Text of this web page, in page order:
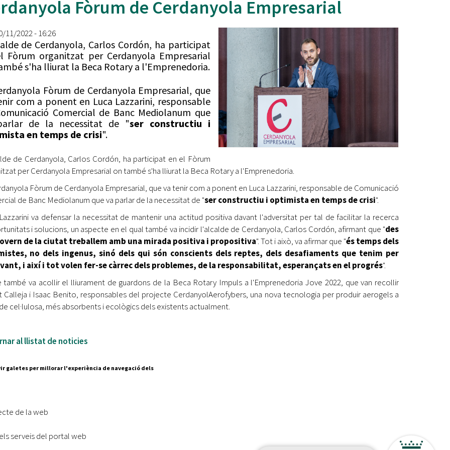
Ètica i Integritat
Retiment de Comptes
Accés a Informació Pública
Dades Obertes
Catàleg de Serveis i Tràmits
Oberta la convocatòria d'Ajuts per a l'autoocupació
jove 2026
Cerdanyola opta a més de 5 milions d'euros del Pla de
Barris per transformar les Fontetes, Quatre Cantons i
l'entorn de l'avinguda Catalunya
tret de sortida al festival
L’Ajuntament reparteix ulleres gratuïtes per veure
l'eclipsi solar
Entitats
Equipaments
Mercats Municipals
Webs Municipals
Fòrum de Cerdanyola Empresarial
11/2022 - 16:26
de Cerdanyola, Carlos Cordón, ha participat
Fòrum organitzat per Cerdanyola Empresarial
s'ha lliurat la Beca Rotary a l'Emprenedoria.
Fòrum de Cerdanyola Empresarial, que
com a ponent en Luca Lazzarini, responsable
Comercial de Banc Mediolanum que
de la necessitat de "ser constructiu i
en temps de crisi".
de Cerdanyola, Carlos Cordón, ha participat en el Fòrum
per Cerdanyola Empresarial on també s'ha lliurat la Beca Rotary a l'Emprenedoria.
Fòrum de Cerdanyola Empresarial, que va tenir com a ponent en Luca Lazzarini, responsable de Comunicació
de Banc Mediolanum que va parlar de la necessitat de "ser constructiu i optimista en temps de crisi".
va defensar la necessitat de mantenir una actitud positiva davant l'adversitat per tal de facilitar la recerca
i solucions, un aspecte en el qual també va incidir l'alcalde de Cerdanyola, Carlos Cordón, afirmant que "des
de la ciutat treballem amb una mirada positiva i propositiva". Tot i això, va afirmar que "és temps dels
no dels ingenus, sinó dels qui són conscients dels reptes, dels desafiaments que tenim per
i així i tot volen fer-se càrrec dels problemes, de la responsabilitat, esperançats en el progrés".
també va acollir el lliurament de guardons de la Beca Rotary Impuls a l'Emprenedoria Jove 2022, que van recollir
Calleja i Isaac Benito, responsables del projecte CerdanyolAerofybers, una nova tecnologia per produir aerogels a
cel·lulosa, més absorbents i ecològics dels existents actualment.
al llistat de noticies
88 88
galetes per millorar l'experiència de navegació dels
de la web
serveis del portal web